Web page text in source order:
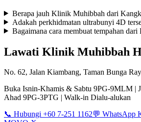
Berapa jauh Klinik Muhibbah dari
Adakah perkhidmatan ultrabunyi 4D
Bagaimana cara membuat tempahan
Lawati Klinik Muhibbah
No. 62, Jalan Kiambang, Taman Bunga
Buka Isnin-Khamis & Sabtu 9PG-9MLM |
Ahad 9PG-3PTG | Walk-in Dialu-alukan
📞 Hubungi +60 7-251 1162💬 WhatsApp